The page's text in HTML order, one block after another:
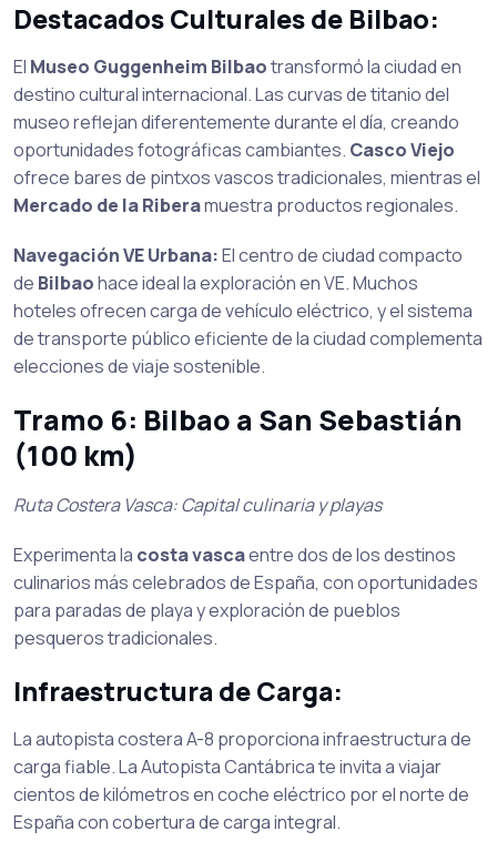
Destacados Culturales de Bilbao:
El Museo Guggenheim Bilbaotransformó la ciudad en
destino cultural internacional. Las curvas de titanio del
museo reflejan diferentemente durante el día, creando
oportunidades fotográficas cambiantes. Casco Viejo
ofrece bares de pintxos vascos tradicionales, mientras el
Mercado de la Riberamuestra productos regionales.
Navegación VE Urbana:El centro de ciudad compacto
de Bilbaohace ideal la exploración en VE. Muchos
hoteles ofrecen carga de vehículo eléctrico, y el sistema
de transporte público eficiente de la ciudad complementa
elecciones de viaje sostenible.
Tramo 6: Bilbao a San Sebastián
(100 km)
Ruta Costera Vasca: Capital culinaria y playas
Experimenta la costa vascaentre dos de los destinos
culinarios más celebrados de España, con oportunidades
para paradas de playa y exploración de pueblos
pesqueros tradicionales.
Infraestructura de Carga:
La autopista costera A-8 proporciona infraestructura de
carga fiable. La Autopista Cantábrica te invita a viajar
cientos de kilómetros en coche eléctrico por el norte de
España con cobertura de carga integral.